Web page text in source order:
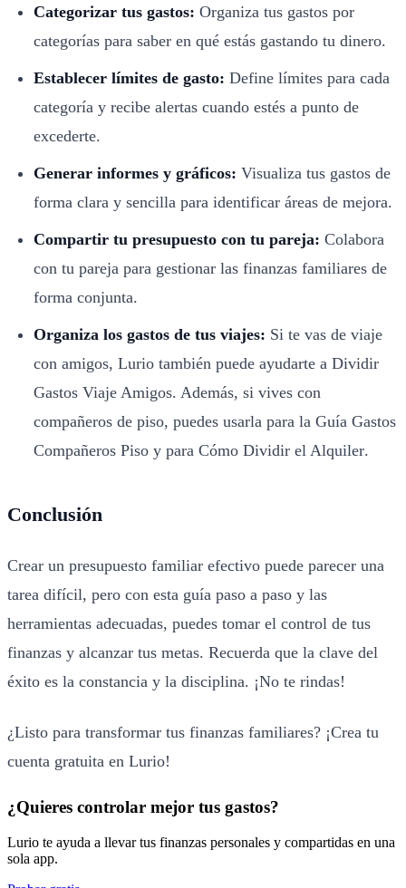
Categorizar tus gastos: Organiza tus gastos por
categorías para saber en qué estás gastando tu dinero.
Establecer límites de gasto: Define límites para cada
categoría y recibe alertas cuando estés a punto de
excederte.
Generar informes y gráficos: Visualiza tus gastos de
forma clara y sencilla para identificar áreas de mejora.
Compartir tu presupuesto con tu pareja: Colabora
con tu pareja para gestionar las finanzas familiares de
forma conjunta.
Organiza los gastos de tus viajes: Si te vas de viaje
con amigos, Lurio también puede ayudarte aDividir
Gastos Viaje Amigos. Además, si vives con
compañeros de piso, puedes usarla para laGuía Gastos
Compañeros Piso y paraCómo Dividir el Alquiler.
Conclusión
Crear un presupuesto familiar efectivo puede parecer una
tarea difícil, pero con esta guía paso a paso y las
herramientas adecuadas, puedes tomar el control de tus
finanzas y alcanzar tus metas. Recuerda que la clave del
éxito es la constancia y la disciplina. ¡No te rindas!
¿Listo para transformar tus finanzas familiares? ¡Crea tu
cuenta gratuita en Lurio!
¿Quieres controlar mejor tus gastos?
Lurio te ayuda a llevar tus finanzas personales y compartidas en una
sola app.